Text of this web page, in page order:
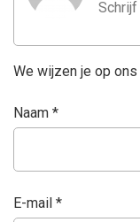
We wijzen je op ons
Naam *
E-mail *